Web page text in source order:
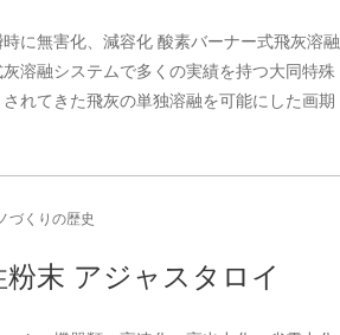
に無害化、減容化 酸素バーナー式飛灰溶融
溶融システムで多くの実績を持つ大同特殊
れてきた飛灰の単独溶融を可能にした画期
づくりの歴史
粉末 アジャスタロイ